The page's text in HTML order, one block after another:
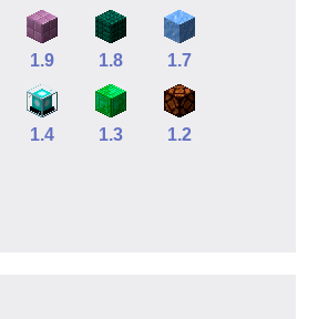
1.9 1.8 1.7
1.4 1.3 1.2